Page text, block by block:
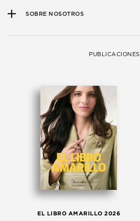
SOBRE NOSOTROS
PUBLICACIONES
EL LIBRO AMARILLO 2026